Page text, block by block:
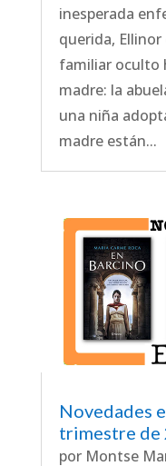
inesperada
querida,
familiar oculto
madre: la
una niña
madre están...
Novedades
trimestre de
por Montse